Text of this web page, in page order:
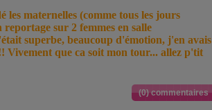
les maternelles (comme tous les jours
sur 2 femmes en salle
superbe, beaucoup d'émotion, j'en avais
Vivement que ca soit mon tour... allez p'tit
(0) commentaires